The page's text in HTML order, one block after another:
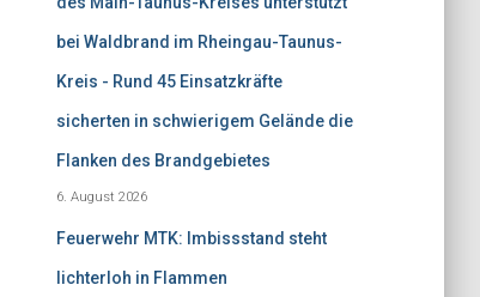
bei Waldbrand im Rheingau-Taunus-
Kreis - Rund 45 Einsatzkräfte
sicherten in schwierigem Gelände die
Flanken des Brandgebietes
6. August 2026
Feuerwehr MTK: Imbissstand steht
lichterloh in Flammen